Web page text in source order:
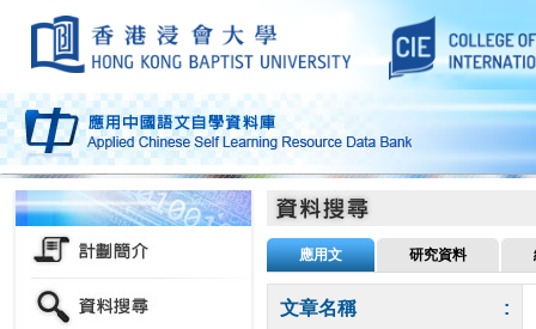
應用文 研究資料
文章名稱 :